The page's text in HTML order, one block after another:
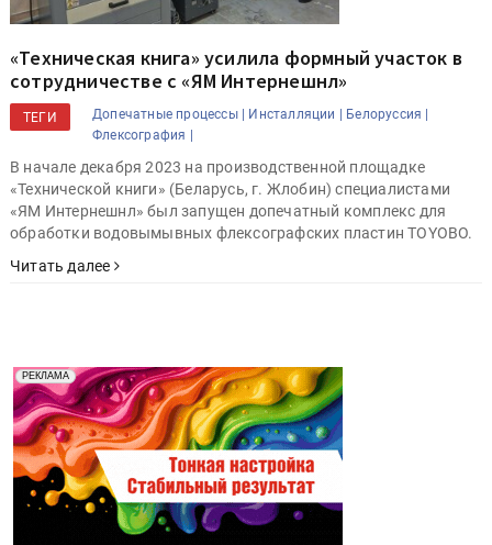
«Техническая книга» усилила формный участок в
сотрудничестве с «ЯМ Интернешнл»
ТЕГИ Допечатные процессы | Инсталляции |
Белоруссия |
Флексография |
В начале декабря 2023 на производственной площадке
«Технической книги» (Беларусь, г. Жлобин) специалистами
«ЯМ Интернешнл» был запущен допечатный комплекс для
обработки водовымывных флексографских пластин TOYOBO.
Читать далее
РЕКЛАМА
Реклама. Рекламодатель ООО "Передовые Системы
Печати" erid: 2SDnjd2d4Qz